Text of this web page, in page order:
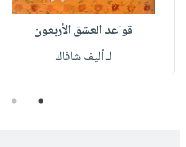
قواعد العشق الأربعون
لـ أليف شافاك
1
2